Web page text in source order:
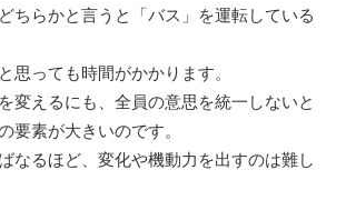
ちらかと言うと「バス」を運転している
思っても時間がかかります。
変えるにも、全員の意思を統一しないと
要素が大きいのです。
なるほど、変化や機動力を出すのは難し